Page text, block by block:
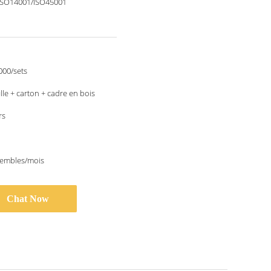
sets
+ carton + cadre en bois
mois
Chat Now